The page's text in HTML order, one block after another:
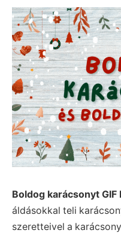
Boldog karácsonyt GIF
áldásokkal teli
szeretteivel a